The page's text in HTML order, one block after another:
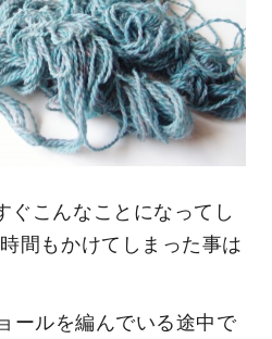
ぐこんなことになってし
間もかけてしまった事は
ールを編んでいる途中で